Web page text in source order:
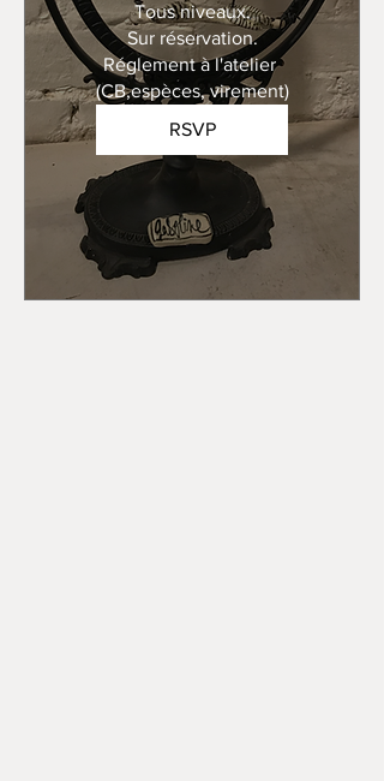
Tous niveaux.
Sur réservation.
Réglement à l'atelier
(CB,espèces, virement)
RSVP